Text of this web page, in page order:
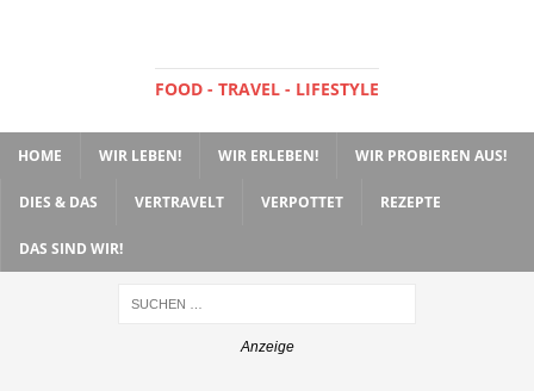
FOOD - TRAVEL - LIFESTYLE
HOME WIR LEBEN! WIR ERLEBEN! WIR PROBIEREN AUS!
DIES & DAS VERTRAVELT VERPOTTET REZEPTE
DAS SIND WIR!